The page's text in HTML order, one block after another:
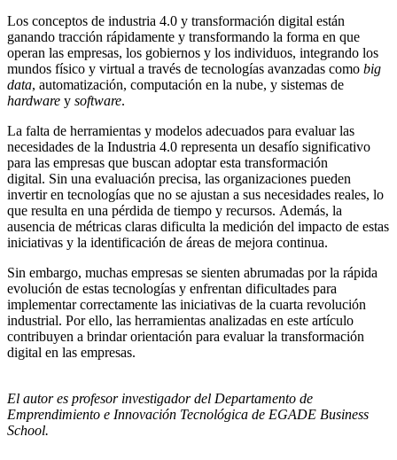
Los conceptos de industria 4.0 y transformación digital están
ganando tracción rápidamente y transformando la forma en que
operan las empresas, los gobiernos y los individuos, integrando los
mundos físico y virtual a través de tecnologías avanzadas como big
data, automatización, computación en la nube, y sistemas de
hardware y software.
La falta de herramientas y modelos adecuados para evaluar las
necesidades de la Industria 4.0 representa un desafío significativo
para las empresas que buscan adoptar esta transformación
digital. Sin una evaluación precisa, las organizaciones pueden
invertir en tecnologías que no se ajustan a sus necesidades reales, lo
que resulta en una pérdida de tiempo y recursos. Además, la
ausencia de métricas claras dificulta la medición del impacto de estas
iniciativas y la identificación de áreas de mejora continua.
Sin embargo, muchas empresas se sienten abrumadas por la rápida
evolución de estas tecnologías y enfrentan dificultades para
implementar correctamente las iniciativas de la cuarta revolución
industrial. Por ello, las herramientas analizadas en este artículo
contribuyen a brindar orientación para evaluar la transformación
digital en las empresas.
El autor es profesor investigador del Departamento de
Emprendimiento e Innovación Tecnológica de EGADE Business
School.